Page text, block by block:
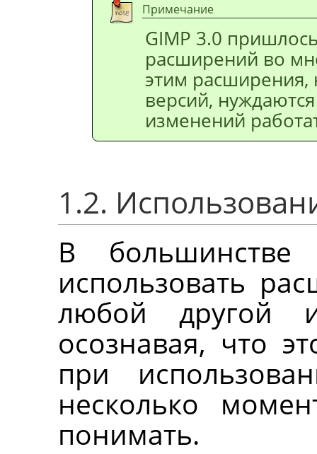
Примечание
GIMP 3.0
расширений во
этим расширения,
версий,
изменений
1.2.
В
использовать
любой другой
осознавая, что
при
несколько
понимать.